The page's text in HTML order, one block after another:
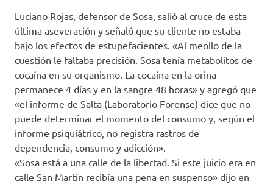
Luciano Rojas, defensor de Sosa, salió al cruce de esta
última aseveración y señaló que su cliente no estaba
bajo los efectos de estupefacientes. «Al meollo de la
cuestión le faltaba precisión. Sosa tenía metabolitos de
cocaína en su organismo. La cocaína en la orina
permanece 4 días y en la sangre 48 horas» y agregó que
«el informe de Salta (Laboratorio Forense) dice que no
puede determinar el momento del consumo y, según el
informe psiquiátrico, no registra rastros de
dependencia, consumo y adicción».
«Sosa está a una calle de la libertad. Si este juicio era en
calle San Martín recibía una pena en suspenso» dijo en